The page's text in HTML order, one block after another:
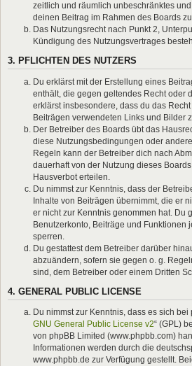
zeitlich und räumlich unbeschränktes
deinen Beitrag im Rahmen des Boards
Das Nutzungsrecht nach Punkt 2,
Kündigung des Nutzungsvertrages
3. PFLICHTEN DES NUTZERS
Du erklärst mit der Erstellung eines
enthält, die gegen geltendes Recht oder
erklärst insbesondere, dass du das
Beiträgen verwendeten Links und Bilder
Der Betreiber des Boards übt das
diese Nutzungsbedingungen oder
Regeln kann der Betreiber dich nach
dauerhaft von der Nutzung dieses
Hausverbot erteilen.
Du nimmst zur Kenntnis, dass der
Inhalte von Beiträgen übernimmt, die er
er nicht zur Kenntnis genommen hat. Du
Benutzerkonto, Beiträge und Funktionen
sperren.
Du gestattest dem Betreiber darüber
abzuändern, sofern sie gegen o. g.
sind, dem Betreiber oder einem Dritten
4. GENERAL PUBLIC LICENSE
Du nimmst zur Kenntnis, dass es sich bei
GNU General Public License v2“ (GPL)
von phpBB Limited (www.phpbb.com)
Informationen werden durch die
www.phpbb.de zur Verfügung gestellt.